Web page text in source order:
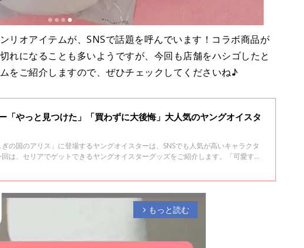
リオアイテムが、SNSで話題を呼んでいます！コラボ商品が
れになることも多いようですが、今回も店舗をハシゴしたと
をご紹介しますので、ぜひチェックしてくださいね♪
「やっと見つけた」「買わずに大後悔」大人気のヤングオイスタ
の国のアリス」に登場するヤングオイスターは、SNSでも人気が高いキャラクタ
は、セリアでゲットできるヤングオイスターグッズをご紹介します。「可愛すぎ
arrow_forward_ios もっと読む